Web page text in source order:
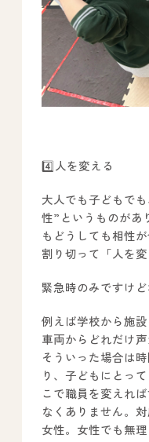
4️⃣人を変える
大人でも子どもで
性”というものがあ
もどうしても相性
割り切って「人を
緊急時のみですけど
例えば学校から施
車両からどれだけ
そういった場合は
り、子どもにとっ
こで職員を変えれ
なくありません。
女性。女性でも無